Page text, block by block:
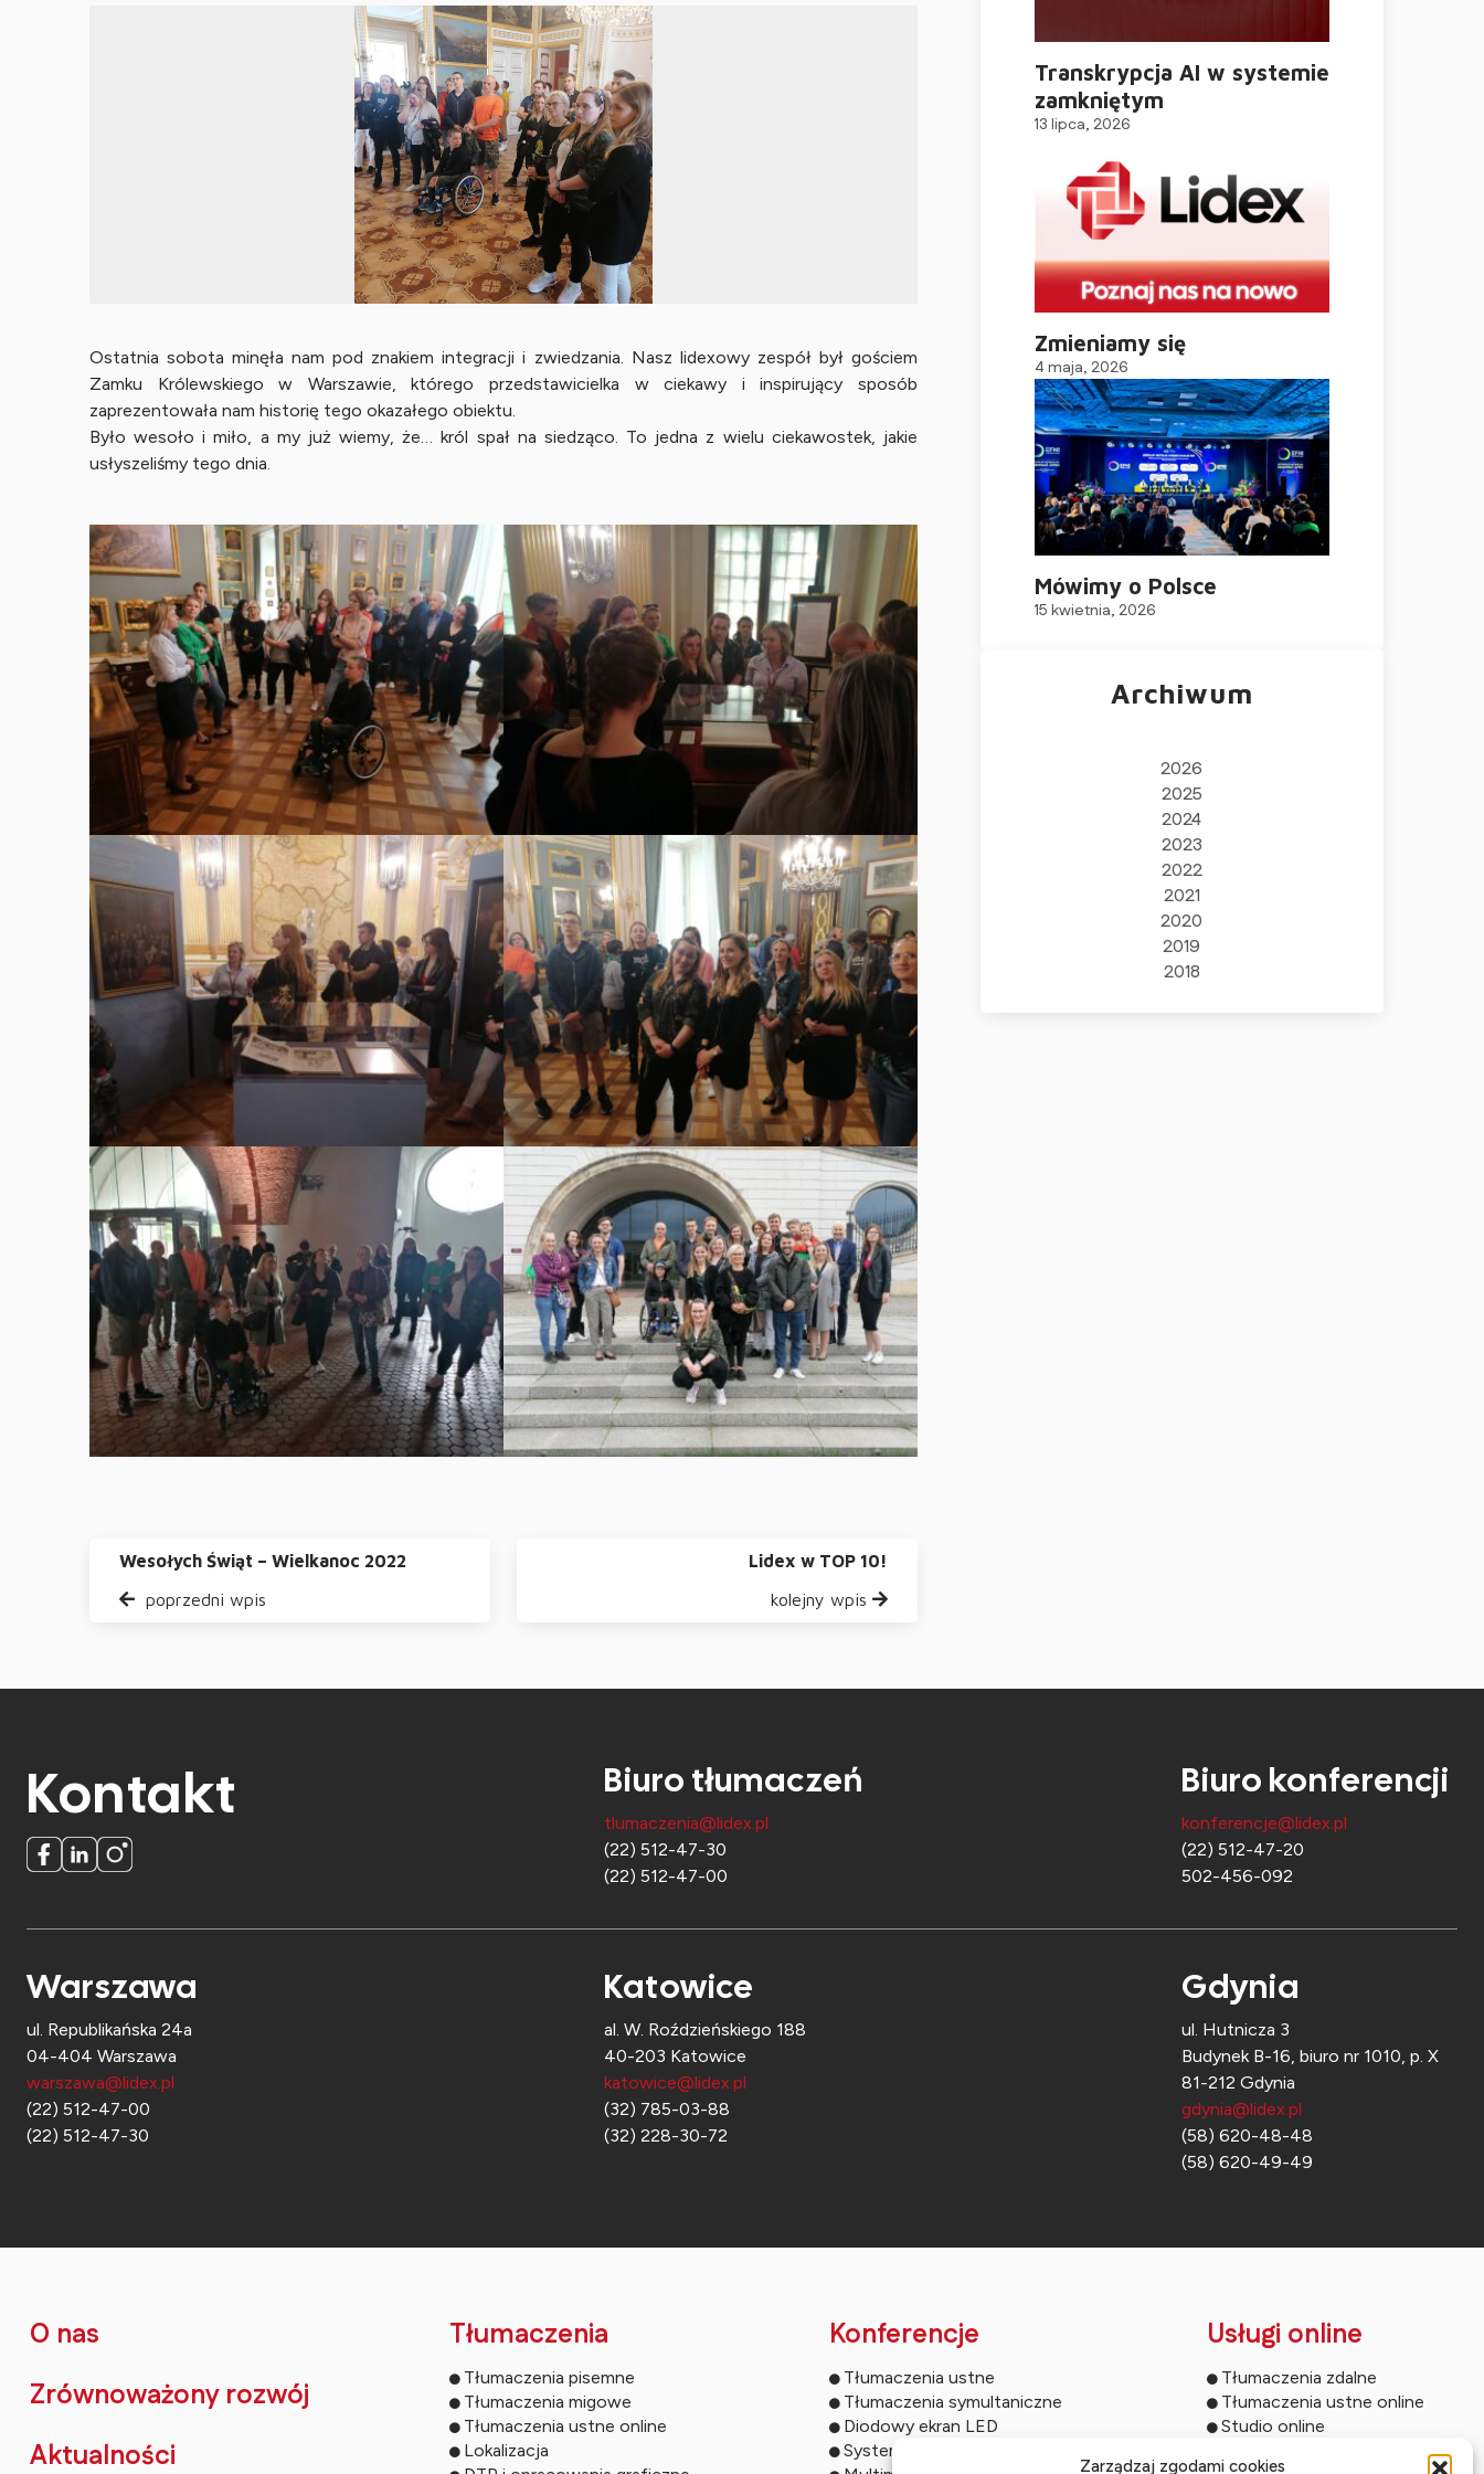
Zarządzaj zgodami cookies
Ostatnia sobota minęła nam pod znakiem integracji i zwiedzania. Nasz lidexowy zespół był gościem
Zamku Królewskiego w Warszawie, którego przedstawicielka w ciekawy i inspirujący sposób
zaprezentowała nam historię tego okazałego obiektu.
Było wesoło i miło, a my już wiemy, że… król spał na siedząco. To jedna z wielu ciekawostek, jakie
usłyszeliśmy tego dnia.
Wesołych Świąt – Wielkanoc 2022
poprzedni wpis
Lidex w TOP 10!
kolejny wpis
Transkrypcja AI w systemie
zamkniętym
13 lipca, 2026
Zmieniamy się
4 maja, 2026
Mówimy o Polsce
15 kwietnia, 2026
Archiwum
2026
2025
2024
2023
2022
2021
2020
2019
2018
Kontakt Biuro tłumaczeń
tlumaczenia@lidex.pl
(22) 512-47-30
(22) 512-47-00
Biuro konferencji
konferencje@lidex.pl
(22) 512-47-20
502-456-092
Warszawa
ul. Republikańska 24a
04-404 Warszawa
warszawa@lidex.pl
(22) 512-47-00
(22) 512-47-30
Katowice
al. W. Roździeńskiego 188
40-203 Katowice
katowice@lidex.pl
(32) 785-03-88
(32) 228-30-72
Gdynia
ul. Hutnicza 3
Budynek B-16, biuro nr 1010, p. X
81-212 Gdynia
gdynia@lidex.pl
(58) 620-48-48
(58) 620-49-49
O nas
Zrównoważony rozwój
Aktualności
Tłumaczenia
Tłumaczenia pisemne
Tłumaczenia migowe
Tłumaczenia ustne online
Lokalizacja
Konferencje
Tłumaczenia ustne
Tłumaczenia symultaniczne
Diodowy ekran LED
Systemy do głosowań
Usługi online
Tłumaczenia zdalne
Tłumaczenia ustne online
Studio online